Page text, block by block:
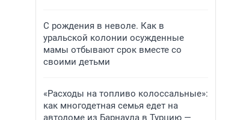
С рождения в неволе. Как в
уральской колонии осужденные
мамы отбывают срок вместе со
своими детьми
«Расходы на топливо колоссальные»:
как многодетная семья едет на
автодоме из Барнаула в Турцию —